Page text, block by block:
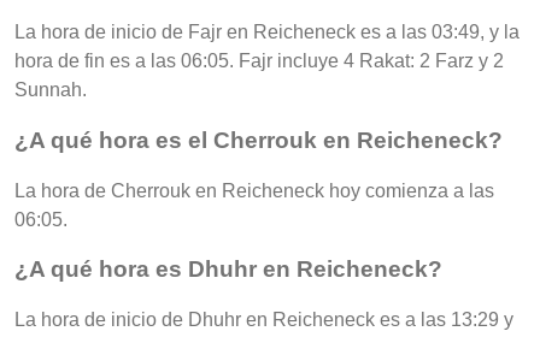
La hora de inicio de Fajr en Reicheneck es a las 03:49, y la
hora de fin es a las 06:05. Fajr incluye 4 Rakat: 2 Farz y 2
Sunnah.
¿A qué hora es el Cherrouk en Reicheneck?
La hora de Cherrouk en Reicheneck hoy comienza a las
06:05.
¿A qué hora es Dhuhr en Reicheneck?
La hora de inicio de Dhuhr en Reicheneck es a las 13:29 y